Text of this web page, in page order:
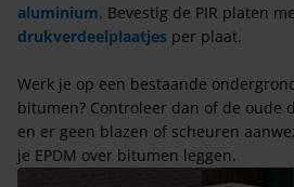
aluminium. Bevestig de PIR platen
drukverdeelplaatjes per plaat.
Werk je op een bestaande
bitumen? Controleer dan of de oude
en er geen blazen of scheuren
je EPDM over bitumen leggen.